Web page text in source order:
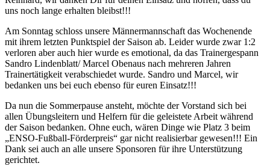
uns noch lange erhalten bleibst!!!
Am Sonntag schloss unsere Männermannschaft das Wochenende
mit ihrem letzten Punktspiel der Saison ab. Leider wurde zwar 1:2
verloren aber auch hier wurde es emotional, da das Trainergespann
Sandro Lindenblatt/ Marcel Obenaus nach mehreren Jahren
Trainertätigkeit verabschiedet wurde. Sandro und Marcel, wir
bedanken uns bei euch ebenso für euren Einsatz!!!
Da nun die Sommerpause ansteht, möchte der Vorstand sich bei
allen Übungsleitern und Helfern für die geleistete Arbeit während
der Saison bedanken. Ohne euch, wären Dinge wie Platz 3 beim
„ENSO-Fußball-Förderpreis“ gar nicht realisierbar gewesen!!! Ein
Dank sei auch an alle unsere Sponsoren für ihre Unterstützung
gerichtet.